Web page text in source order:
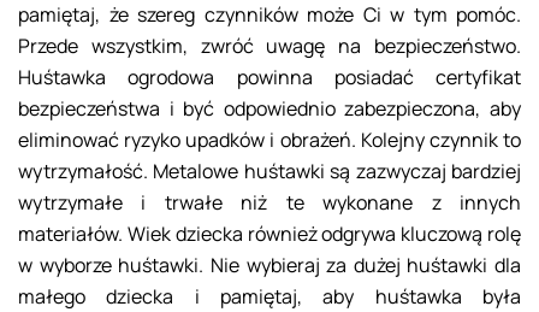
pamiętaj, że szereg czynników może Ci w tym pomóc.
Przede wszystkim, zwróć uwagę na bezpieczeństwo.
Huśtawka ogrodowa powinna posiadać certyfikat
bezpieczeństwa i być odpowiednio zabezpieczona, aby
eliminować ryzyko upadków i obrażeń. Kolejny czynnik to
wytrzymałość. Metalowe huśtawki są zazwyczaj bardziej
wytrzymałe i trwałe niż te wykonane z innych
materiałów. Wiek dziecka również odgrywa kluczową rolę
w wyborze huśtawki. Nie wybieraj za dużej huśtawki dla
małego dziecka i pamiętaj, aby huśtawka była